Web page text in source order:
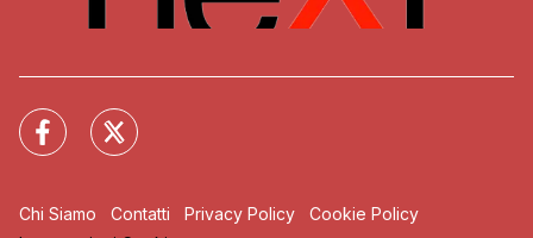
Chi Siamo Contatti Privacy Policy
Cookie Policy